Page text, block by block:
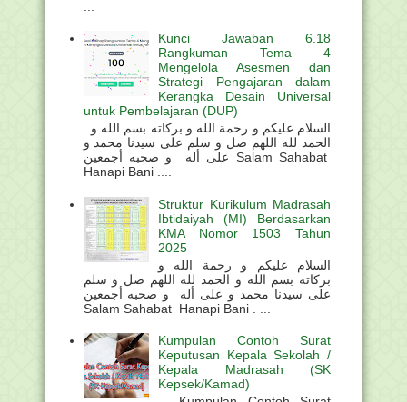
Kunci Jawaban 6.18
Rangkuman Tema 4
Mengelola Asesmen dan
Strategi Pengajaran dalam
Kerangka Desain Universal
untuk Pembelajaran (DUP)
الحمد لله اللهم صل و سلم على سيدنا محمد و
على أله و صحبه أجمعين Salam Sahabat
Hanapi Bani ....
Struktur Kurikulum Madrasah
Ibtidaiyah (MI) Berdasarkan
KMA Nomor 1503 Tahun
2025
السلام عليكم و رحمة الله و
بركاته بسم الله و الحمد لله اللهم صل و سلم
على سيدنا محمد و على أله و صحبه أجمعين
Salam Sahabat Hanapi Bani . ...
Kumpulan Contoh Surat
Keputusan Kepala Sekolah /
Kepala Madrasah (SK
Kepsek/Kamad)